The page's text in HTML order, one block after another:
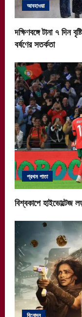
আবহাওয়া
দক্ষিণবঙ্গে টানা ৭ দিন
বর্ষণের সতর্কতা
প্রথম পাতা
বিশ্বকাপে হাইভোল্টেজ
বিনোদন